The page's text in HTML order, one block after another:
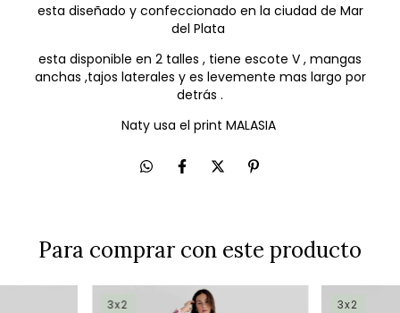
esta diseñado y confeccionado en la ciudad de Mar
del Plata
esta disponible en 2 talles , tiene escote V , mangas
anchas ,tajos laterales y es levemente mas largo por
detrás .
Naty usa el print MALASIA
Para comprar con este producto
3x2 3x2